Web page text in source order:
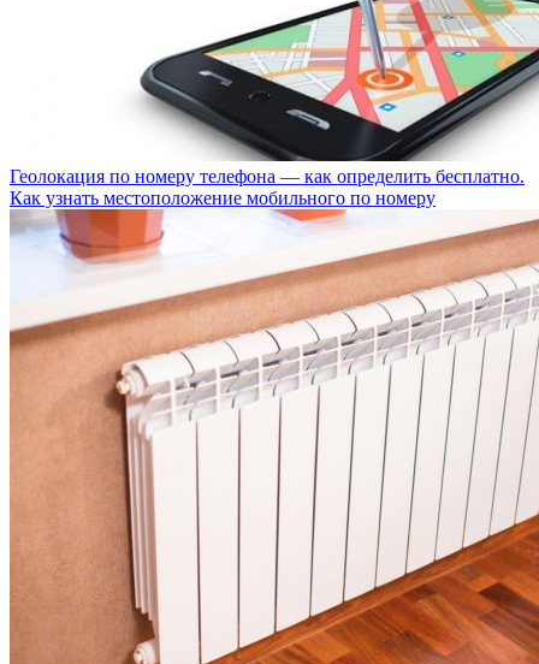
Геолокация по номеру телефона — как определить бесплатно.
Как узнать местоположение мобильного по номеру